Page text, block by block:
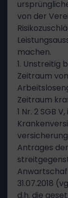
von der
machen.
1. Unstreitig
Zeitraum
Zeitraum
1 Nr. 2 SGB
Antrages
31.07.2018
d.h. die